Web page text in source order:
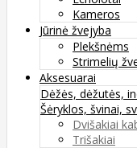
Kameros
Jūrinė žvejyba
Plekšnėms
Strimelių
Aksesuarai
Dėžės, dėžutės,
Šėryklos, švinai,
Dvišakiai
Trišakiai